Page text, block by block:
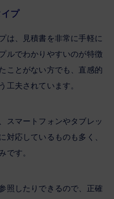
プ
は、見積書を非常に手軽に
ルでわかりやすいのが特徴
ことがない方でも、直感的
工夫されています。
スマートフォンやタブレッ
対応しているものも多く、
です。
照したりできるので、正確